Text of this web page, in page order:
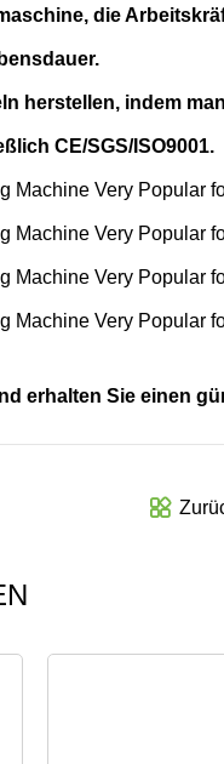
die
herstellen, indem
CE/SGS/ISO9001.
erhalten Sie einen